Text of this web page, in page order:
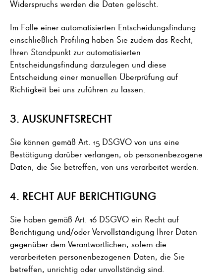
Widerspruchs werden die Daten gelöscht.
Im Falle einer automatisierten Entscheidungsfindung
einschließlich Profiling haben Sie zudem das Recht,
Ihren Standpunkt zur automatisierten
Entscheidungsfindung darzulegen und diese
Entscheidung einer manuellen Überprüfung auf
Richtigkeit bei uns zuführen zu lassen.
3. AUSKUNFTSRECHT
Sie können gemäß Art. 15 DSGVO von uns eine
Bestätigung darüber verlangen, ob personenbezogene
Daten, die Sie betreffen, von uns verarbeitet werden.
4. RECHT AUF BERICHTIGUNG
Sie haben gemäß Art. 16 DSGVO ein Recht auf
Berichtigung und/oder Vervollständigung Ihrer Daten
gegenüber dem Verantwortlichen, sofern die
verarbeiteten personenbezogenen Daten, die Sie
betreffen, unrichtig oder unvollständig sind.